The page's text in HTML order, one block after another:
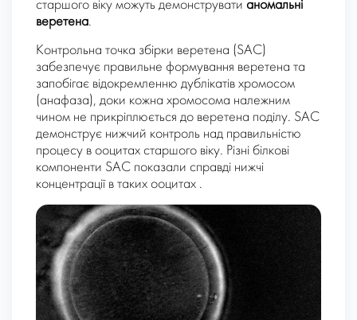
старшого віку можуть демонструвати аномальні
веретена.
Контрольна точка збірки веретена (SAC)
забезпечує правильне формування веретена та
запобігає відокремленню дублікатів хромосом
(анафаза), доки кожна хромосома належним
чином не прикріплюється до веретена поділу. SAC
демонструє нижчий контроль над правильністю
процесу в ооцитах старшого віку. Різні білкові
компоненти SAC показали справді нижчі
концентрації в таких ооцитах .